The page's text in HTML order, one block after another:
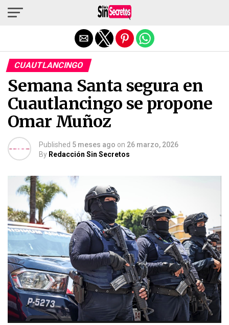
CUAUTLANCINGO
Semana Santa segura en
Cuautlancingo se propone
Omar Muñoz
Published 5 meses ago on 26 marzo, 2026
By Redacción Sin Secretos
Salir de la versión móvil